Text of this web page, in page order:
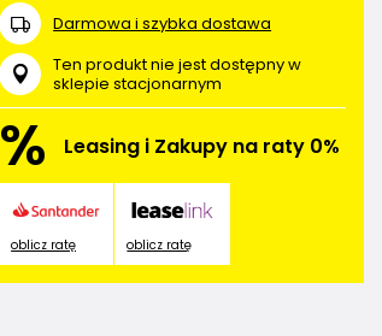
Darmowa i szybka dostawa
Ten produkt nie jest dostępny w
sklepie stacjonarnym
% Leasing i Zakupy na raty 0%
oblicz ratę oblicz ratę